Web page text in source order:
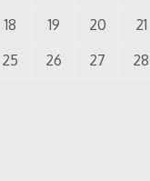
18 19 20 21
25 26 27 28